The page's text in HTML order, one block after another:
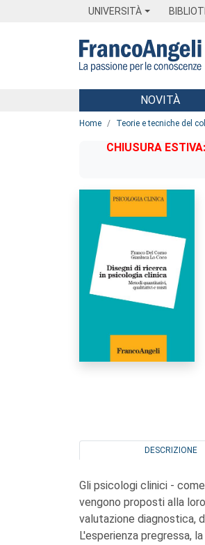
UNIVERSITÀ
Menu
NOVITÀ
Home Teorie e tecniche del
CHIUSURA
DESCRIZIONE
Gli psicologi clinici -
vengono proposti alla
valutazione diagnostica,
L'esperienza pregressa,